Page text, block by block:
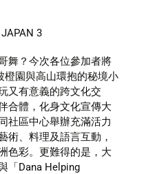
3
舞？今次各位參加者將
園與高山環抱的秘境小
又有意義的跨文化交
合體，化身文化宣傳大
社區中心舉辦充滿活力
術、料理及語言互動，
色彩。更難得的是，大
「Dana Helping